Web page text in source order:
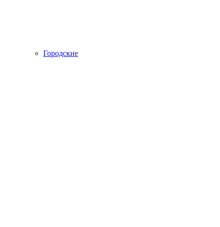
Городские